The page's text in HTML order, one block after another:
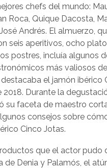
chefs del mundo:
Roca, Quique Dacosta,
Andrés. El almuerzo,
seis aperitivos, ocho
postres, incluía algunos
más valiosos
el jamón ibérico
2018. Durante la
su faceta de maestro
consejos sobre
Cinco Jotas.
que el actor pudo
de Denia y Palamós, el